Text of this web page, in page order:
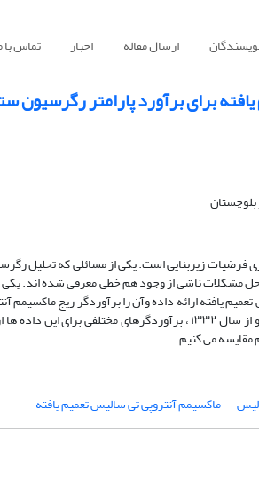
ارسال مقاله اخبار تماس با
برای برآورد پارامتر رگرسیون
بلوچستان
فرضیات زیربنایی است. یکی از مسائلی که تحلیل
مشکلات ناشی از وجود هم خطی معرفی شده اند.
یافته ارائه داده وآن را برآوردگر ریج ماکسیمم
داده های سیمان پرتلند که از هم خطی قوی برخوردار هستند و از سال
مقایسه می کنیم
ماکسیمم آنتروپی تی سالیس تعمیم یافته